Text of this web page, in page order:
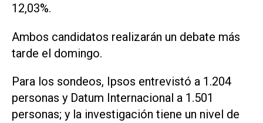
12,03%.
Ambos candidatos realizarán un debate más
tarde el domingo.
Para los sondeos, ​Ipsos entrevistó a 1.204
personas y Datum Internacional a 1.501
personas; y la investigación tiene un nivel de